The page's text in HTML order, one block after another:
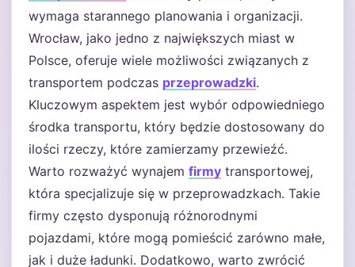
wymaga starannego planowania i organizacji.
Wrocław, jako jedno z największych miast w
Polsce, oferuje wiele możliwości związanych z
transportem podczas przeprowadzki.
Kluczowym aspektem jest wybór odpowiedniego
środka transportu, który będzie dostosowany do
ilości rzeczy, które zamierzamy przewieźć.
Warto rozważyć wynajem firmy transportowej,
która specjalizuje się w przeprowadzkach. Takie
firmy często dysponują różnorodnymi
pojazdami, które mogą pomieścić zarówno małe,
jak i duże ładunki. Dodatkowo, warto zwrócić